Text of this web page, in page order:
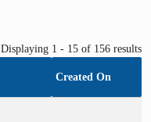
Displaying 1 - 15 of 156 results
Created On